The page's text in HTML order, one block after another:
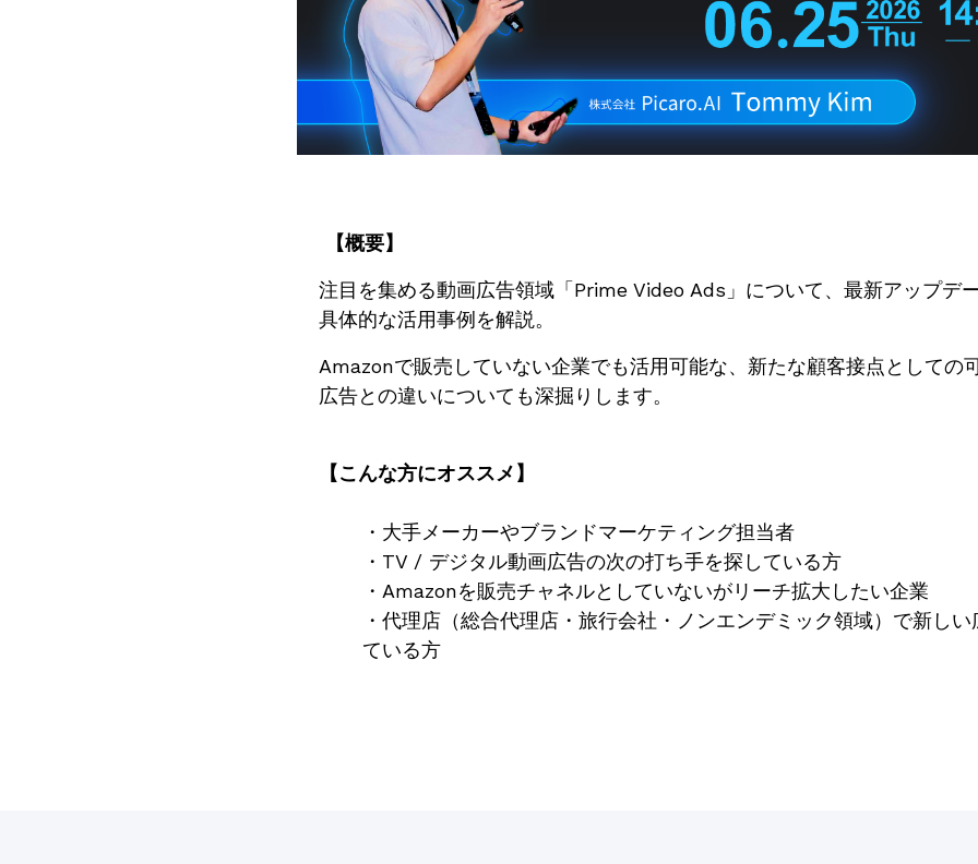
【概要】
注目を集める動画広告領域「Prime Video Ads」について、最新アップデ
具体的な活用事例を解説。
Amazonで販売していない企業でも活用可能な、新たな顧客接点としての
広告との違いについても深掘りします。
【こんな方にオススメ】
・ 大手メーカーやブランドマーケティング担当者
・TV / デジタル動画広告の次の打ち手を探している方
・Amazonを販売チャネルとしていないがリーチ拡大したい企業
・代理店（総合代理店・旅行会社・ノンエンデミック領域）で新し
ている方